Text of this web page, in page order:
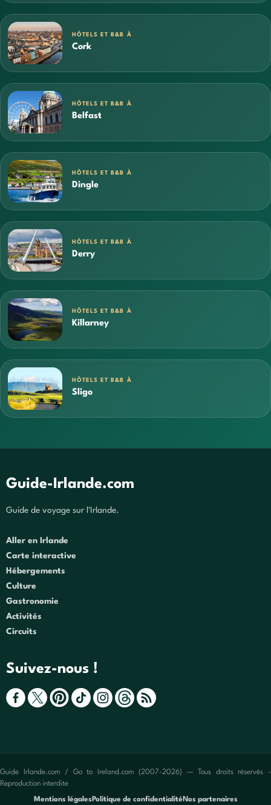
HÔTELS ET B&B À
Cork
HÔTELS ET B&B À
Belfast
HÔTELS ET B&B À
Dingle
HÔTELS ET B&B À
Derry
HÔTELS ET B&B À
Killarney
HÔTELS ET B&B À
Sligo
Guide-Irlande.com
Guide de voyage sur l'Irlande.
Aller en Irlande
Carte interactive
Hébergements
Culture
Gastronomie
Activités
Circuits
Suivez-nous !
Guide Irlande.com / Go to Ireland.com (2007-2026) — Tous droits réservés -
Reproduction interdite
Mentions légales Politique de confidentialité Nos partenaires